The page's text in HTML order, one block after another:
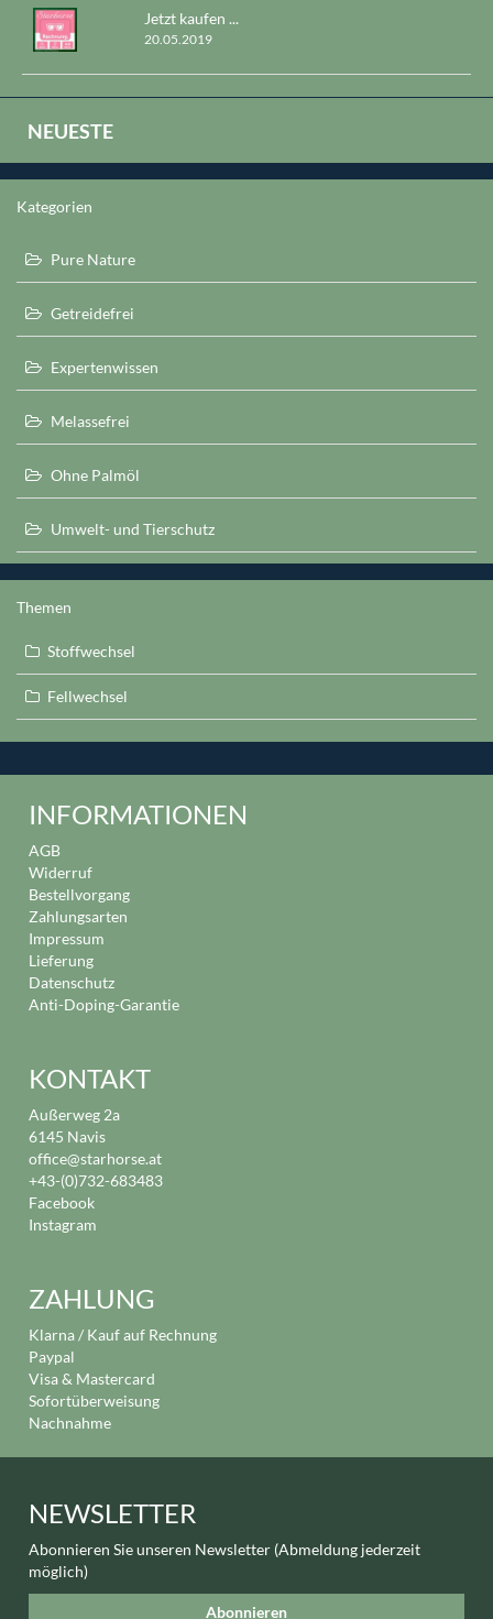
Jetzt kaufen ...
20.05.2019
NEUESTE
Kategorien
Pure Nature
Getreidefrei
Expertenwissen
Melassefrei
Ohne Palmöl
Umwelt- und Tierschutz
Themen
Stoffwechsel
Fellwechsel
INFORMATIONEN
AGB
Widerruf
Bestellvorgang
Zahlungsarten
Impressum
Lieferung
Datenschutz
Anti-Doping-Garantie
KONTAKT
Außerweg 2a
6145 Navis
office@starhorse.at
+43-(0)732-683483
Facebook
Instagram
ZAHLUNG
Klarna / Kauf auf Rechnung
Paypal
Visa & Mastercard
Sofortüberweisung
Nachnahme
NEWSLETTER
Abonnieren Sie unseren Newsletter (Abmeldung jederzeit
möglich)
Abonnieren